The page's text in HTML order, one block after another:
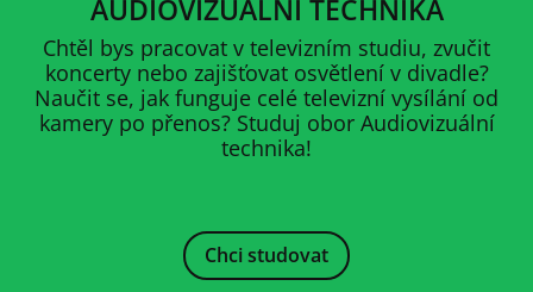
AUDIOVIZUÁLNÍ TECHNIKA
Chtěl bys pracovat v televizním studiu, zvučit
koncerty nebo zajišťovat osvětlení v divadle?
Naučit se, jak funguje celé televizní vysílání od
kamery po přenos? Studuj obor Audiovizuální
technika!
Chci studovat